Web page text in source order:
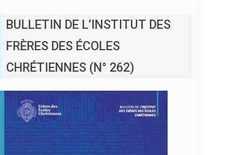
BULLETIN DE L’INSTITUT DES
FRÈRES DES ÉCOLES
CHRÉTIENNES (N° 262)